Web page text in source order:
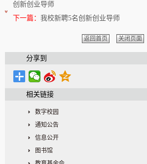
创新创业导师
下一篇： 我校新聘5名创新创业导师
返回首页 关闭页面
分享到
相关链接
数字校园
通知公告
信息公开
图书馆